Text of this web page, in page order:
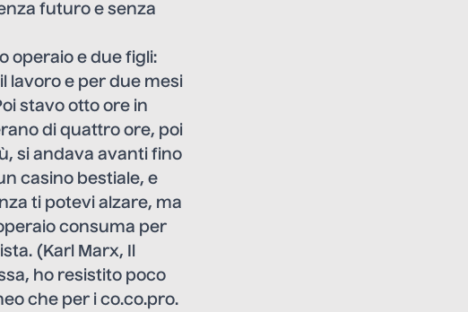
futuro e senza
operaio e due figli:
lavoro e per due mesi
stavo otto ore in
di quattro ore, poi
si andava avanti fino
casino bestiale, e
ti potevi alzare, ma
consuma per
(Karl Marx, Il
ho resistito poco
che per i co.co.pro.